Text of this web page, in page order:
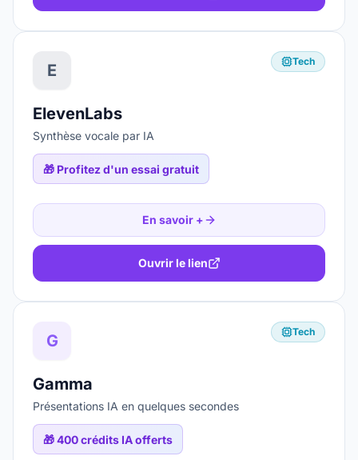
E Tech
ElevenLabs
Synthèse vocale par IA
🎁 Profitez d'un essai gratuit
En savoir +
Ouvrir le lien
G Tech
Gamma
Présentations IA en quelques secondes
🎁400 crédits IA offerts